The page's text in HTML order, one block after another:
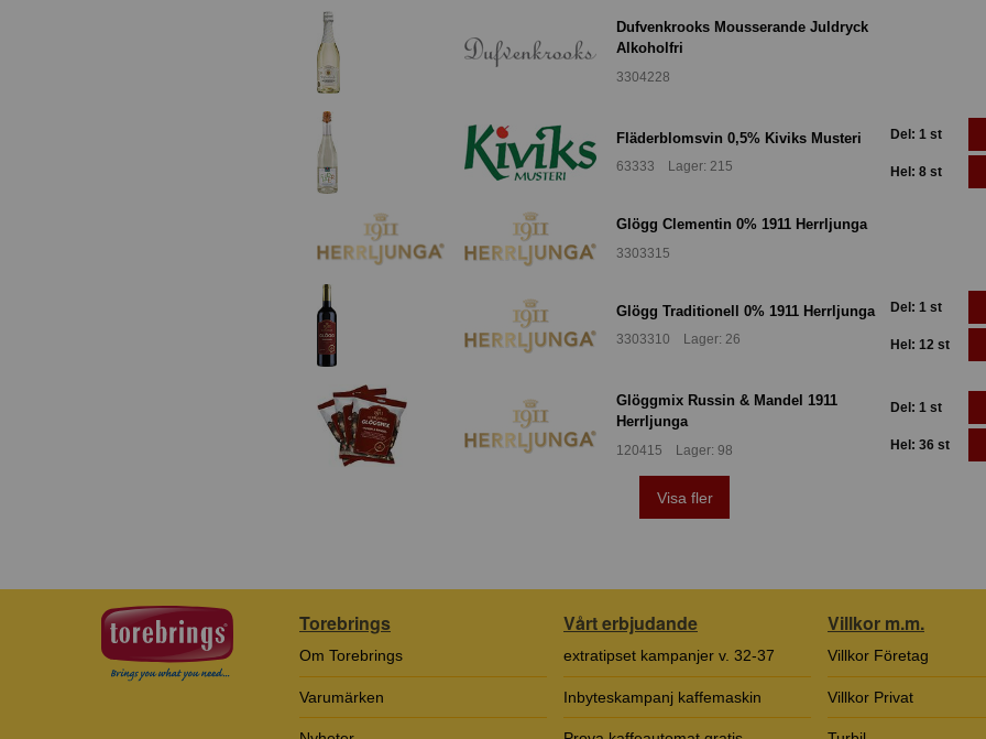
Dufvenkrooks Mousserande Juldryck
Alkoholfri
3304228
Fläderblomsvin 0,5% Kiviks Musteri
63333 Lager: 215
Del: 1 st
Hel: 8 st
Glögg Clementin 0% 1911 Herrljunga
3303315
Glögg Traditionell 0% 1911 Herrljunga
3303310 Lager: 26
Del: 1 st
Hel: 12 st
Glöggmix Russin & Mandel 1911
Herrljunga
120415 Lager: 98
Del: 1 st
Hel: 36 st
Visa fler
Torebrings
Om Torebrings
Varumärken
Vårt erbjudande
extratipset kampanjer v. 32-37
Inbyteskampanj kaffemaskin
Villkor m.m.
Villkor Företag
Villkor Privat